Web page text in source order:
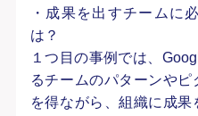
・成果を出すチームに
は？
１つ目の事例では、
るチームのパターンやピ
を得ながら、組織に成